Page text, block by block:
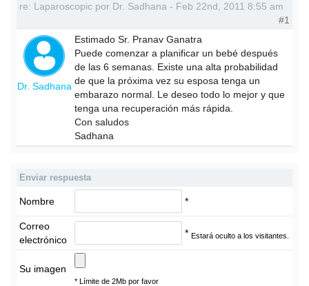
re: Laparoscopic por Dr. Sadhana - Feb 22nd, 2011 8:55 am
#1
Dr. Sadhana
Estimado Sr. Pranav Ganatra
Puede comenzar a planificar un bebé después
de las 6 semanas. Existe una alta probabilidad
de que la próxima vez su esposa tenga un
embarazo normal. Le deseo todo lo mejor y que
tenga una recuperación más rápida.
Con saludos
Sadhana
Enviar respuesta
Nombre *
Correo
electrónico
* Estará oculto a los visitantes.
Su imagen
* Límite de 2Mb por favor